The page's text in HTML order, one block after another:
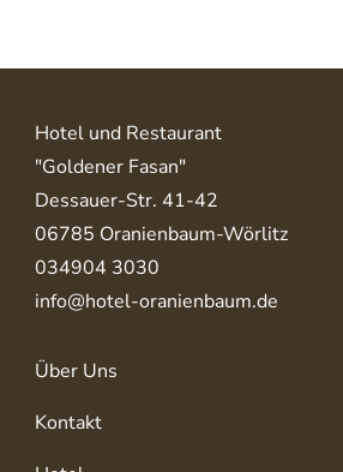
Hotel und Restaurant
"Goldener Fasan"
Dessauer-Str. 41-42
06785 Oranienbaum-Wörlitz
034904 3030
info@hotel-oranienbaum.de
Über Uns
Kontakt